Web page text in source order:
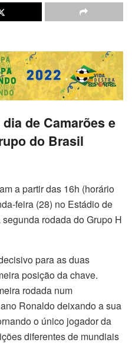
de Camarões e
do Brasil
a partir das 16h (horário
feira (28) no Estádio de
rodada do Grupo H
para as duas
posição da chave.
rodada num
Ronaldo deixando a sua
o único jogador da
diferentes de mundiais